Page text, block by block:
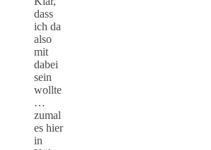
dass
ich da
also
mit
dabei
sein
wollte
…
zumal
es hier
in